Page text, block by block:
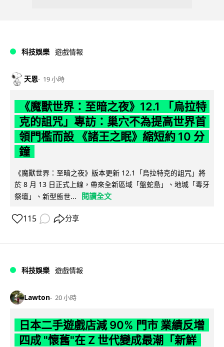
科技娛樂 遊戲情報
天恩 19 小時
《魔獸世界：至暗之夜》12.1 「烏拉特
克的詛咒」專訪：巢穴不為提高世界首
領門檻而設 《諸王之眠》縮短約 10 分
鐘
《魔獸世界：至暗之夜》版本更新 12.1「烏拉特克的詛咒」將
於 8 月 13 日正式上線，帶來全新區域「盤蛇島」、地城「毒牙
祭壇」、新型態世...
閱讀全文
115 分享
科技娛樂 遊戲情報
Lawton 20 小時
日本二手遊戲店減 90% 門市 業績反增
四成 "懷舊"在 Z 世代變成最潮「新鮮